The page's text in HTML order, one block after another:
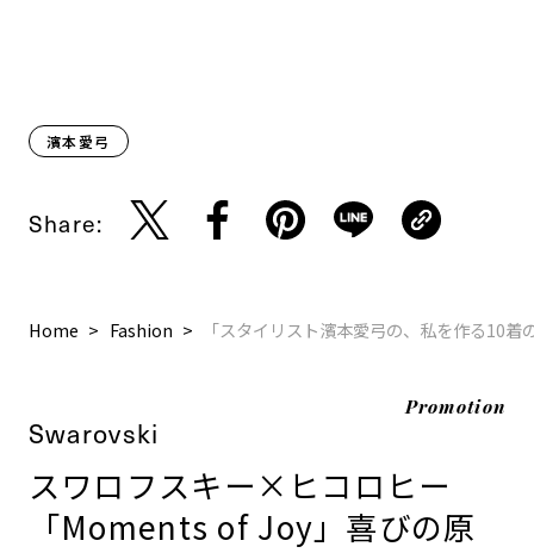
濱本愛弓
Share:
Home Fashion 「スタイリスト濱本愛弓の、私を作る10
Promotion
Swarovski
スワロフスキー×ヒコロヒー
「Moments of Joy」喜びの原